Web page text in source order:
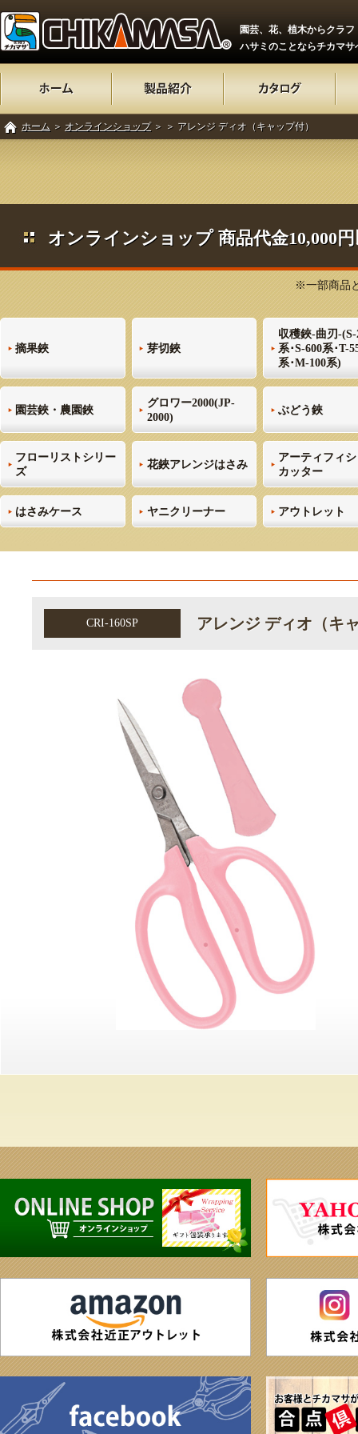
園芸、花、植木からクラフ
ハサミのことならチカマサ
ホーム ＞ オンラインショップ＞ ＞ アレンジ ディオ（キャップ付）
オンラインショップ 商品代金10,000
※一部商品
摘果鋏 芽切鋏
収穫鋏-曲刃-(S-
系･S-600系･T-
系･M-100系)
園芸鋏・農園鋏
グロワー2000(JP-
2000)
ぶどう鋏
フローリストシリー
ズ
花鋏アレンジはさみ
アーティフィ
カッター
はさみケース ヤニクリーナー アウトレット
CRI-160SP アレンジ ディオ（キ